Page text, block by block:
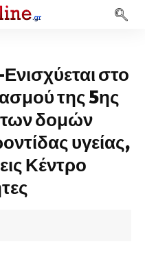
στο
της 5ης
των δομών
υγείας,
Κέντρο